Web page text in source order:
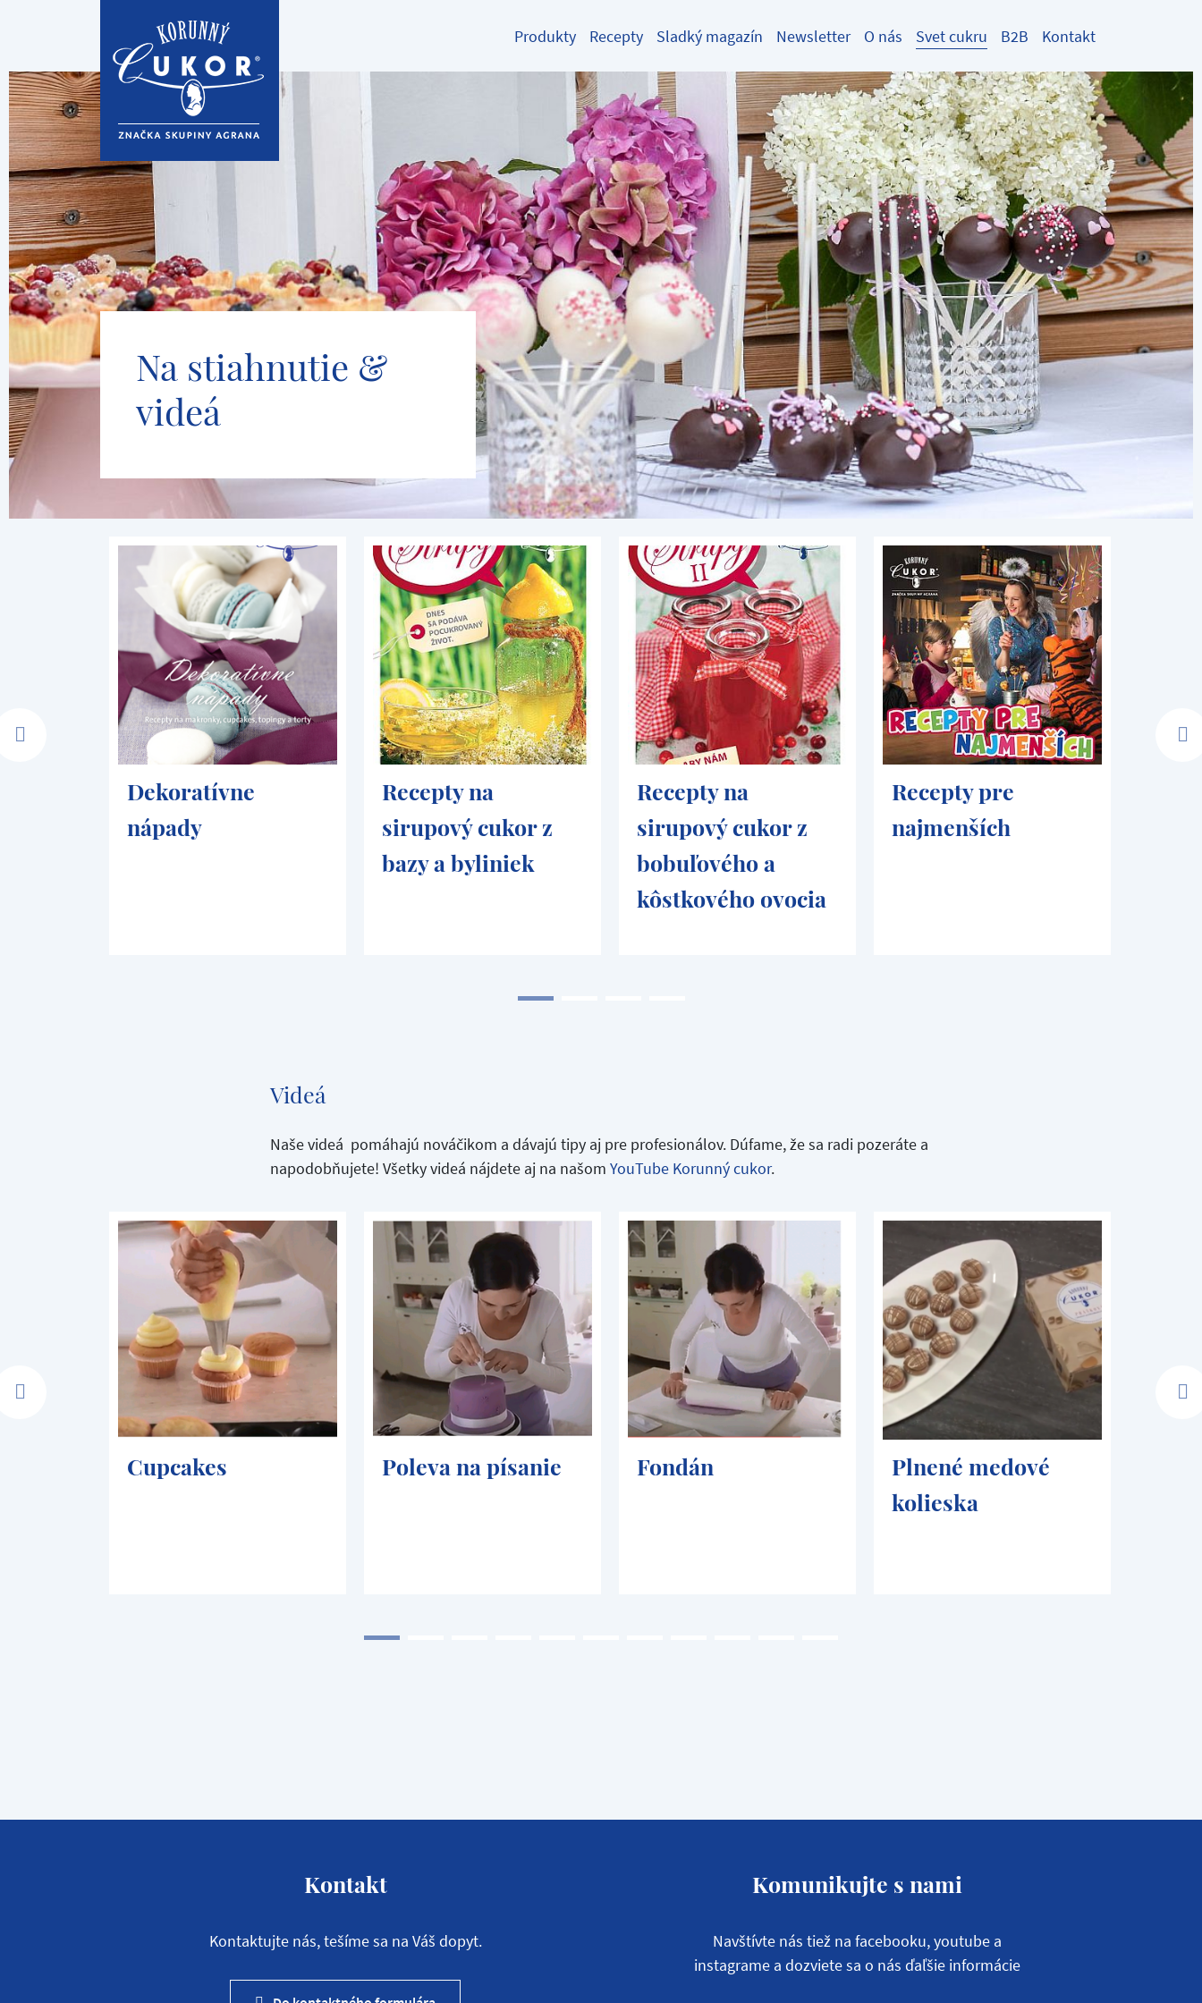
Produkty Recepty Sladký magazín Newsletter O nás Svet cukru B2B Kontakt
Na stiahnutie &
videá
Dekoratívne
nápady
Recepty na
sirupový cukor z
bazy a byliniek
Recepty na
sirupový cukor z
bobuľového a
kôstkového ovocia
Recepty pre
najmenších
Videá
Naše videá pomáhajú nováčikom a dávajú tipy aj pre profesionálov. Dúfame, že sa radi pozeráte a
napodobňujete! Všetky videá nájdete aj na našom YouTube Korunný cukor.
Cupcakes Poleva na písanie Fondán
Plnené medové
kolieska
Kontakt
Kontaktujte nás, tešíme sa na Váš dopyt.
Komunikujte s nami
Navštívte nás tiež na facebooku, youtube a
instagrame a dozviete sa o nás ďaľšie informácie